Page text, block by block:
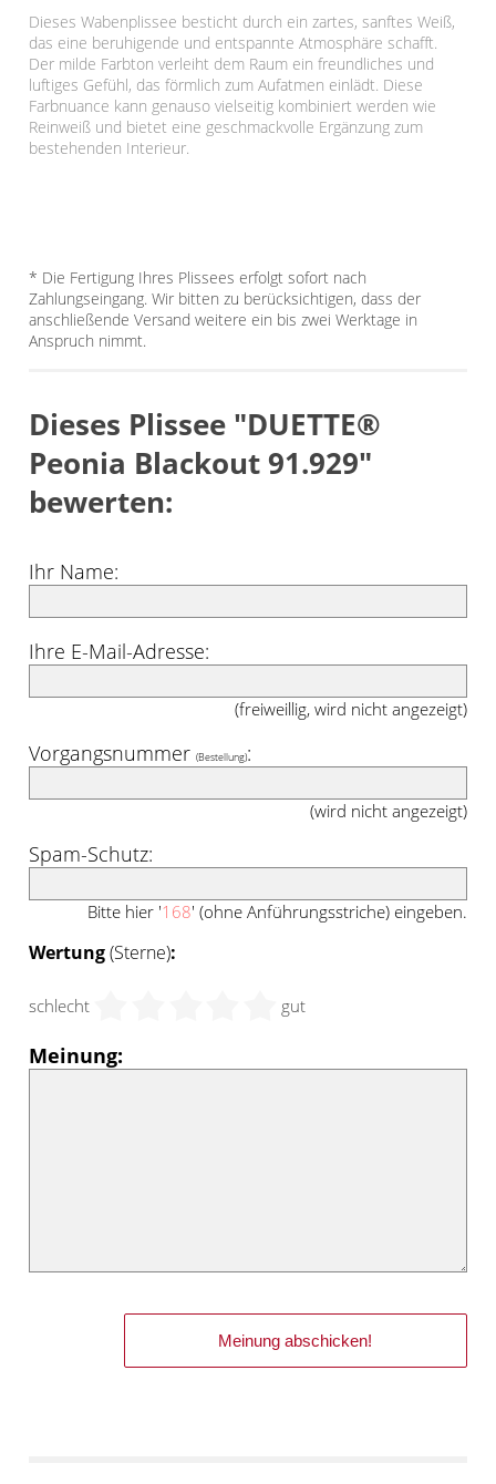
Dieses Wabenplissee besticht durch ein zartes, sanftes Weiß,
das eine beruhigende und entspannte Atmosphäre schafft.
Der milde Farbton verleiht dem Raum ein freundliches und
luftiges Gefühl, das förmlich zum Aufatmen einlädt. Diese
Farbnuance kann genauso vielseitig kombiniert werden wie
Reinweiß und bietet eine geschmackvolle Ergänzung zum
bestehenden Interieur.
* Die Fertigung Ihres Plissees erfolgt sofort nach
Zahlungseingang. Wir bitten zu berücksichtigen, dass der
anschließende Versand weitere ein bis zwei Werktage in
Anspruch nimmt.
Dieses Plissee "DUETTE®
Peonia Blackout 91.929"
bewerten:
Ihr Name:
Ihre E-Mail-Adresse:
(freiweillig, wird nicht angezeigt)
Vorgangsnummer(Bestellung):
(wird nicht angezeigt)
Spam-Schutz:
Bitte hier '168' (ohne Anführungsstriche) eingeben.
Wertung(Sterne):
schlecht gut
Meinung: